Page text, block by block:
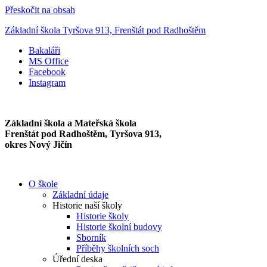
Přeskočit na obsah
Základní škola Tyršova 913, Frenštát pod Radhoštěm
Bakaláři
MS Office
Facebook
Instagram
Základní škola a Mateřská škola
Frenštát pod Radhoštěm, Tyršova 913,
okres Nový Jičín
O škole
Základní údaje
Historie naší školy
Historie školy
Historie školní budovy
Sborník
Příběhy školních soch
Úřední deska